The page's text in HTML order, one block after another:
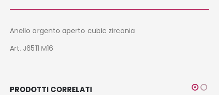
Anello argento aperto cubic zirconia
Art. J6511 M16
PRODOTTI CORRELATI